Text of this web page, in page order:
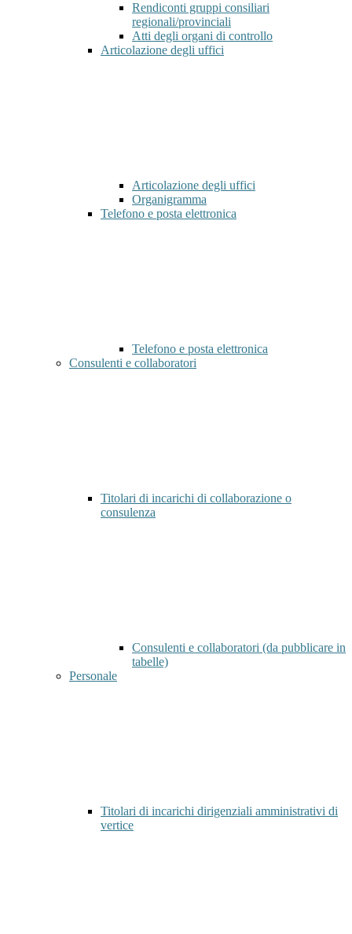
Rendiconti gruppi consiliari
regionali/provinciali
Atti degli organi di controllo
Articolazione degli uffici
Articolazione degli uffici
Organigramma
Telefono e posta elettronica
Telefono e posta elettronica
Consulenti e collaboratori
Titolari di incarichi di collaborazione o
consulenza
Consulenti e collaboratori (da pubblicare in
tabelle)
Personale
Titolari di incarichi dirigenziali amministrativi di
vertice